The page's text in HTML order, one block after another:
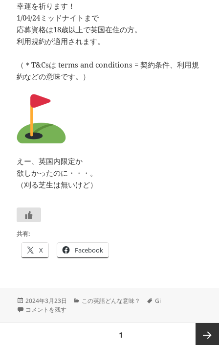
幸運を祈ります！
1/04/24ミッドナイトまで
応募資格は18歳以上で英国在住の方。
利用規約が適用されます。
（＊T&Csは terms and conditions = 契約条件、利用規
約などの意味です。）
えー、英国内限定か
欲しかったのに・・・。
（刈る芝生は無いけど）
共有:
X Facebook
投
稿
2024年3月23日
カ
この英語どんな意味？
タ
Gi
giveaway は―
コメントを残す
1